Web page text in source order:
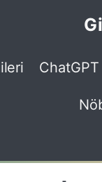
ChatGPT